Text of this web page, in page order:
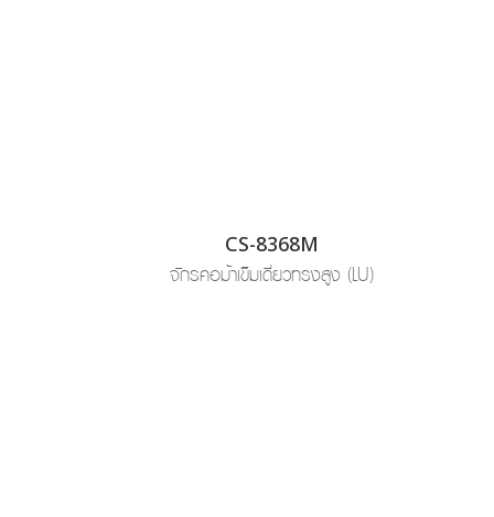
CS-8368M
จักรคอม้าเข็มเดี่ยวทรงสูง (LU)